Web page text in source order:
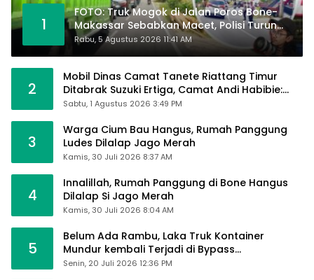
1
FOTO: Truk Mogok di Jalan Poros Bone-
Makassar Sebabkan Macet, Polisi Turun
Tangan
Rabu, 5 Agustus 2026 11:41 AM
2
Mobil Dinas Camat Tanete Riattang Timur
Ditabrak Suzuki Ertiga, Camat Andi Habibie:
Alhamdulillah Saya Baik-Baik Saja
Sabtu, 1 Agustus 2026 3:49 PM
3
Warga Cium Bau Hangus, Rumah Panggung
Ludes Dilalap Jago Merah
Kamis, 30 Juli 2026 8:37 AM
4
Innalillah, Rumah Panggung di Bone Hangus
Dilalap Si Jago Merah
Kamis, 30 Juli 2026 8:04 AM
5
Belum Ada Rambu, Laka Truk Kontainer
Mundur kembali Terjadi di Bypass
Sumpallabbu
Senin, 20 Juli 2026 12:36 PM